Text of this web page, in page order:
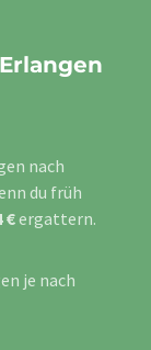
nach
du früh
€ergattern.
je nach